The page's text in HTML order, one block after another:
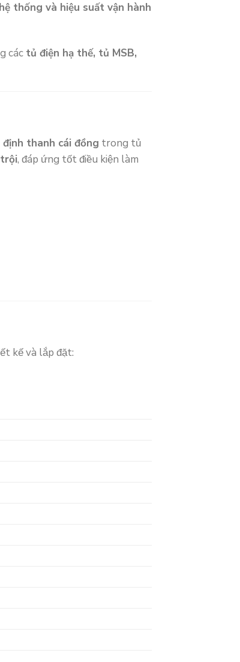
thống và hiệu suất vận hành
các tủ điện hạ thế, tủ MSB,
định thanh cái đồng trong tủ
, đáp ứng tốt điều kiện làm
kế và lắp đặt: